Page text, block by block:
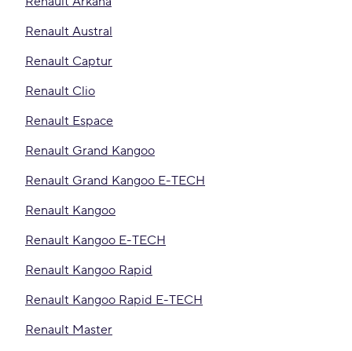
Renault Austral
Renault Captur
Renault Clio
Renault Espace
Renault Grand Kangoo
Renault Grand Kangoo E-TECH
Renault Kangoo
Renault Kangoo E-TECH
Renault Kangoo Rapid
Renault Kangoo Rapid E-TECH
Renault Master